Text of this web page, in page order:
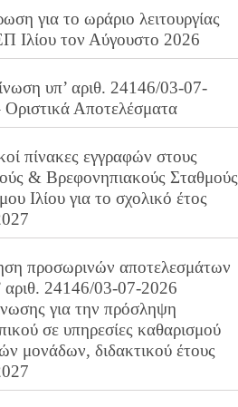
για το ωράριο λειτουργίας
Ιλίου τον Αύγουστο 2026
υπ’ αριθ. 24146/03-07-
Αποτελέσματα
πίνακες εγγραφών στους
& Βρεφονηπιακούς Σταθμούς
Ιλίου για το σχολικό έτος
προσωρινών αποτελεσμάτων
αριθ. 24146/03-07-2026
για την πρόσληψη
σε υπηρεσίες καθαρισμού
μονάδων, διδακτικού έτους